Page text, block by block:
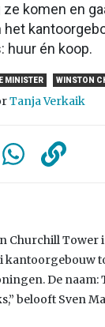
komen en
het
huur én koop.
MINISTER WINSTON
Tanja Verkaik
Churchill Tower
kantoorgebouw
De naam:
belooft Sven